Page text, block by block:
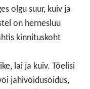
olgu suur, kuiv ja
on hernesluu
kinnituskoht
lai ja kuiv. Tõelisi
jahivõidusõidus,